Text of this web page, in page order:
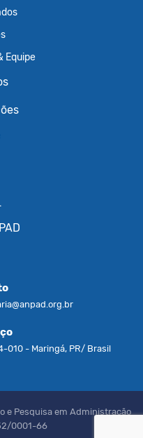
Equipe
010 - Maringá, PR/ Brasil
e Pesquisa em Administração
0001-66